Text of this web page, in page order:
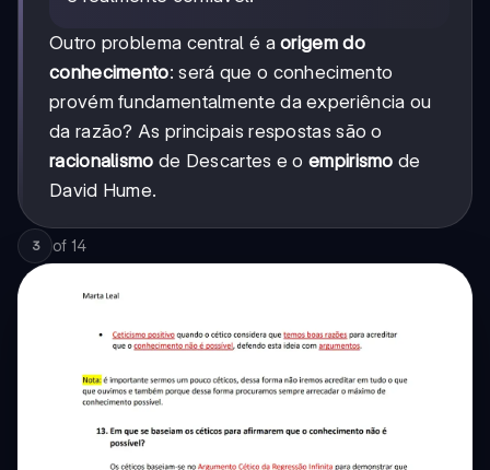
Outro problema central é aorigem do
conhecimento: será que o conhecimento
provém fundamentalmente da experiência ou
da razão? As principais respostas são o
racionalismo de Descartes e oempirismo de
David Hume.
3 of 14